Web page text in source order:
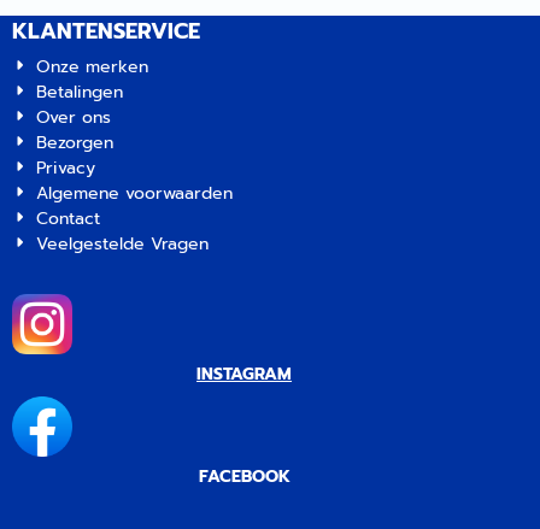
KLANTENSERVICE
Onze merken
Betalingen
Over ons
Bezorgen
Privacy
Algemene voorwaarden
Contact
Veelgestelde Vragen
INSTAGRAM
FACEBOOK